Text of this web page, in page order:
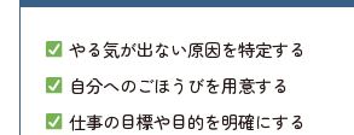
やる気が出ない原因を特定する
自分へのごほうびを用意する
仕事の目標や目的を明確にする